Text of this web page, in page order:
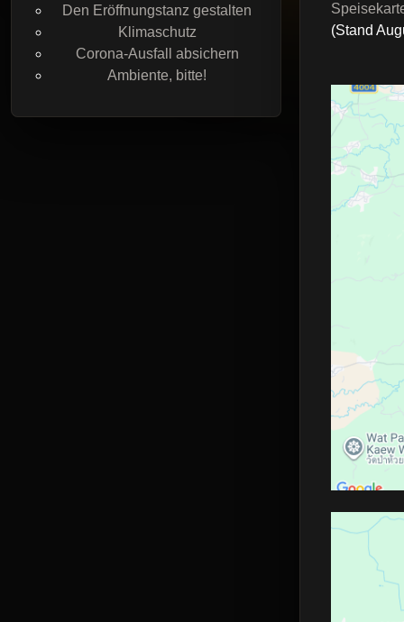
Den Eröffnungstanz gestalten
Klimaschutz
Corona-Ausfall absichern
Ambiente, bitte!
(Stand